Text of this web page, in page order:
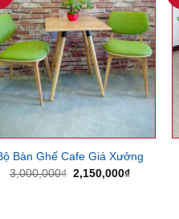
Bàn Ghế Cafe Giá Xưởng
3,000,000₫ Giá
2,150,000₫Giá